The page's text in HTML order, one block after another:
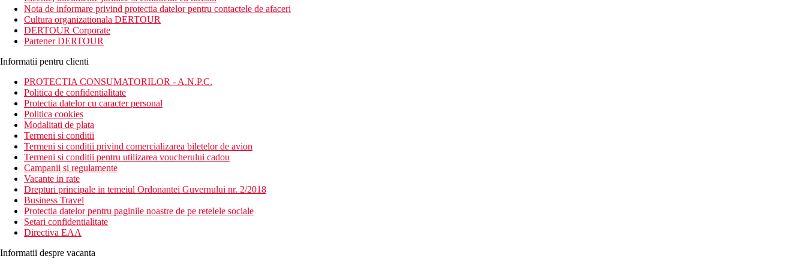
Distanta
plaja cu nisip: in apropiere
centru: la cca 500 m
restaurant: in resort
Descrierea camerei
Camerele beneficiaza de:
TV
Baie cu dus
AC
Garderoba/ dulap
Cana fierbator
Serviciu de trezire
Uscator de par
Seif
Wi-Fi
Descrierea hotelului
Hotelul ofera:
Receptie
Restaurant si bar
Parcare
Camera de bagaje
Nota de informare privind protectia datelor pentru contactele de afaceri
Cultura organizationala DERTOUR
DERTOUR Corporate
Partener DERTOUR
Informatii pentru clienti
PROTECTIA CONSUMATORILOR - A.N.P.C.
Politica de confidentialitate
Protectia datelor cu caracter personal
Politica cookies
Modalitati de plata
Termeni si conditii
Termeni si conditii privind comercializarea biletelor de avion
Termeni si conditii pentru utilizarea voucherului cadou
Campanii si regulamente
Vacante in rate
Drepturi principale in temeiul Ordonantei Guvernului nr. 2/2018
Business Travel
Protectia datelor pentru paginile noastre de pe retelele sociale
Setari confidentialitate
Directiva EAA
Informatii despre vacanta